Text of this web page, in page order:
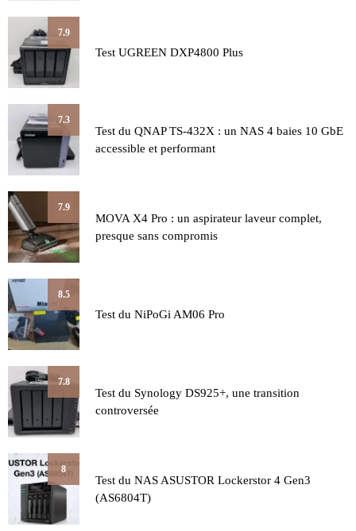
7.9
Test UGREEN DXP4800 Plus
7.3
Test du QNAP TS-432X : un NAS 4 baies 10 GbE
accessible et performant
7.9
MOVA X4 Pro : un aspirateur laveur complet,
presque sans compromis
8.5
Test du NiPoGi AM06 Pro
7.8
Test du Synology DS925+, une transition
controversée
8
Test du NAS ASUSTOR Lockerstor 4 Gen3
(AS6804T)